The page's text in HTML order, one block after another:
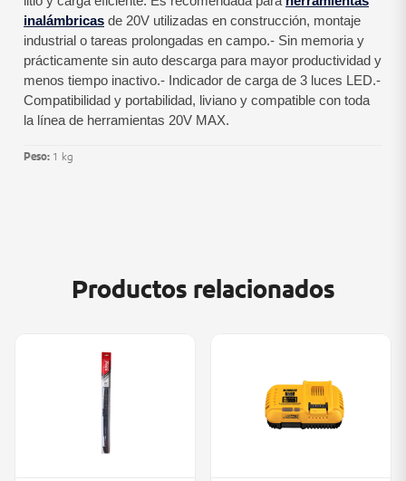
inalámbricas de 20V utilizadas en construcción, montaje
industrial o tareas prolongadas en campo.- Sin memoria y
prácticamente sin auto descarga para mayor productividad y
menos tiempo inactivo.- Indicador de carga de 3 luces LED.-
Compatibilidad y portabilidad, liviano y compatible con toda
la línea de herramientas 20V MAX.
Peso: 1 kg
Productos relacionados